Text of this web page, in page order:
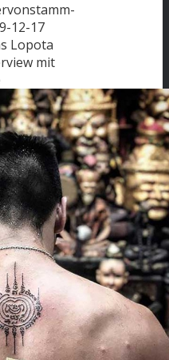
12-17
Lopota
mit